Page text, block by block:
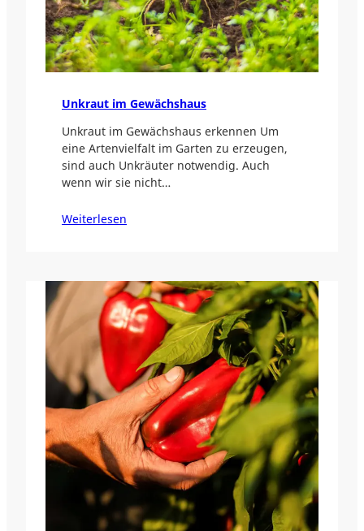
Unkraut im Gewächshaus
Unkraut im Gewächshaus erkennen Um
eine Artenvielfalt im Garten zu erzeugen,
sind auch Unkräuter notwendig. Auch
wenn wir sie nicht…
Weiterlesen